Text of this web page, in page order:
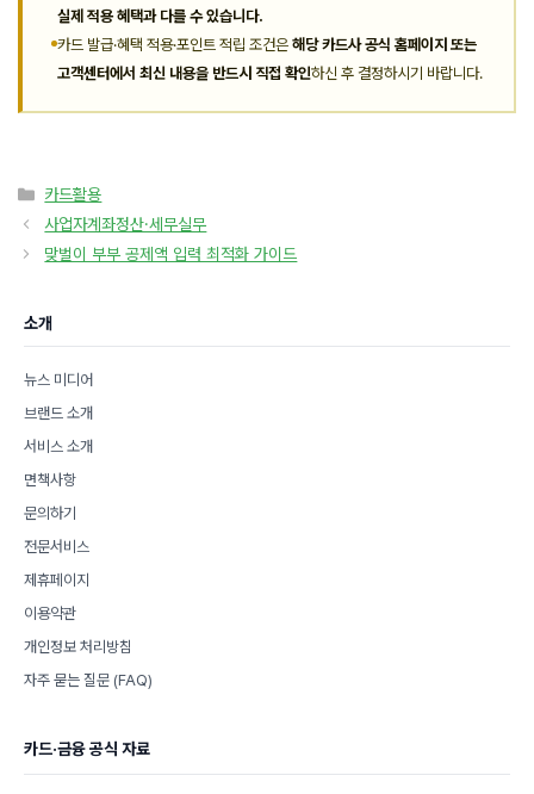
실제 적용 혜택과 다를 수 있습니다.
카드 발급·혜택 적용·포인트 적립 조건은 해당 카드사 공식 홈페이지 또는
고객센터에서 최신 내용을 반드시 직접 확인하신 후 결정하시기 바랍니다.
카
테
리
카드활용
사업자계좌정산·세무실무
맞벌이 부부 공제액 입력 최적화 가이드
소개
뉴스 미디어
브랜드 소개
서비스 소개
면책사항
문의하기
전문서비스
제휴페이지
이용약관
개인정보 처리방침
자주 묻는 질문 (FAQ)
카드·금융 공식 자료